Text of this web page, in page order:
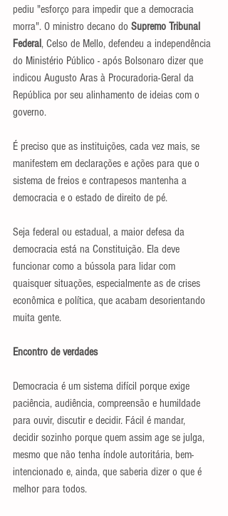
pediu "esforço para impedir que a democracia
morra". O ministro decano do Supremo Tribunal
Federal, Celso de Mello, defendeu a independência
do Ministério Público - após Bolsonaro dizer que
indicou Augusto Aras à Procuradoria-Geral da
República por seu alinhamento de ideias com o
governo.
É preciso que as instituições, cada vez mais, se
manifestem em declarações e ações para que o
sistema de freios e contrapesos mantenha a
democracia e o estado de direito de pé.
Seja federal ou estadual, a maior defesa da
democracia está na Constituição. Ela deve
funcionar como a bússola para lidar com
quaisquer situações, especialmente as de crises
econômica e política, que acabam desorientando
muita gente.
Encontro de verdades
Democracia é um sistema difícil porque exige
paciência, audiência, compreensão e humildade
para ouvir, discutir e decidir. Fácil é mandar,
decidir sozinho porque quem assim age se julga,
mesmo que não tenha índole autoritária, bem-
intencionado e, ainda, que saberia dizer o que é
melhor para todos.